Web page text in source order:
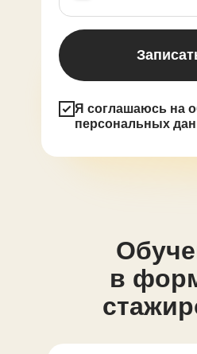
Я соглашаюсь на
персональных
в